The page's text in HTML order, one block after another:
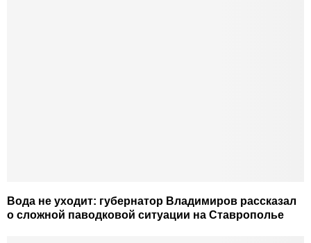
Вода не уходит: губернатор Владимиров рассказал
о сложной паводковой ситуации на Ставрополье